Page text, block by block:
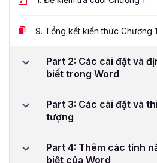
9. Tổng kết kiến thức Chương 1
Part 2: Các cài đặt và
biết trong Word
Part 3: Các cài đặt và
tượng
Part 4: Thêm các tính
biệt của Word